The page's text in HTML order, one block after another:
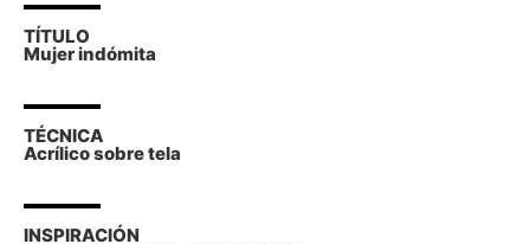
TÍTULO
Mujer indómita
TÉCNICA
Acrílico sobre tela
INSPIRACIÓN